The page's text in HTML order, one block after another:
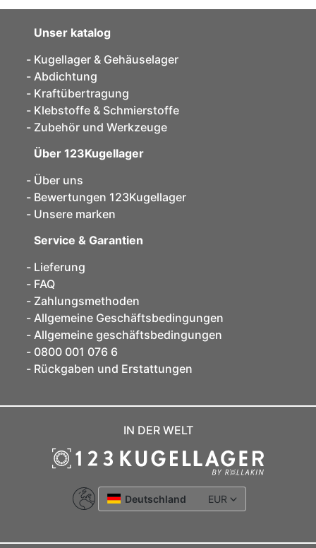
Unser katalog
Kugellager & Gehäuselager
Abdichtung
Kraftübertragung
Klebstoffe & Schmierstoffe
Zubehör und Werkzeuge
Über 123Kugellager
Über uns
Bewertungen 123Kugellager
Unsere marken
Service & Garantien
Lieferung
FAQ
Zahlungsmethoden
Allgemeine Geschäftsbedingungen
Allgemeine geschäftsbedingungen
0800 001 076 6
Rückgaben und Erstattungen
IN DER WELT
Deutschland EUR